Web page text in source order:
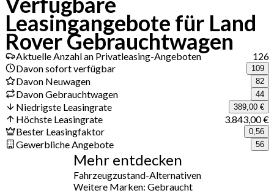
Leasingangebote für Land
Rover Gebrauchtwagen
Aktuelle Anzahl an Privatleasing-Angeboten
126
Davon sofort verfügbar
109
Davon Neuwagen 82
Davon Gebrauchtwagen 44
Niedrigste Leasingrate 389,00 €
Höchste Leasingrate
3.843,00 €
Bester Leasingfaktor
0,56
Gewerbliche Angebote 56
Mehr entdecken
Fahrzeugzustand-Alternativen
Weitere Marken: Gebraucht